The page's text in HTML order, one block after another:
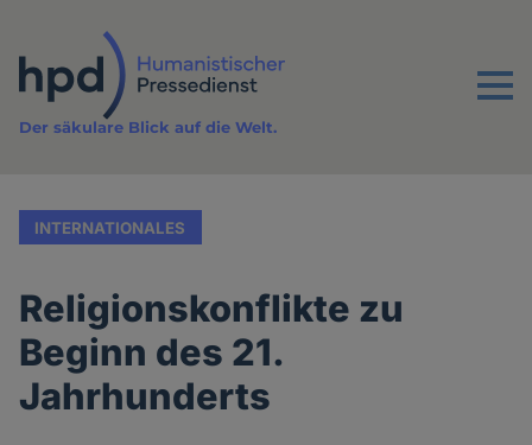
Inhalt
Menu
Der säkulare Blick auf die Welt.
INTERNATIONALES
Religionskonflikte zu
Beginn des 21.
Jahrhunderts